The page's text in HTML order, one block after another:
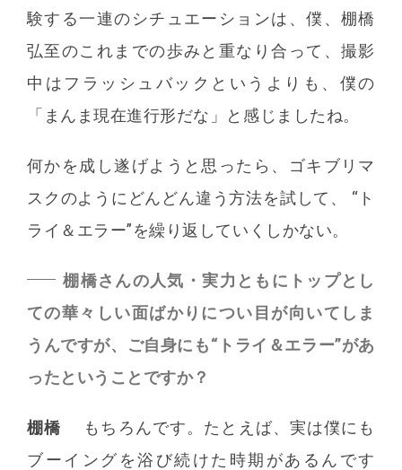
験する一連のシチュエーションは、僕、棚橋
弘至のこれまでの歩みと重なり合って、撮影
中はフラッシュバックというよりも、僕の
「まんま現在進行形だな」と感じましたね。
何かを成し遂げようと思ったら、ゴキブリマ
スクのようにどんどん違う方法を試して、 “ト
ライ＆エラー”を繰り返していくしかない。
棚橋さんの人気・実力ともにトップとし
ての華々しい面ばかりについ目が向いてしま
うんですが、ご自身にも“トライ＆エラー”があ
ったということですか？
棚橋
もちろんです。たとえば、実は僕にも
ブーイングを浴び続けた時期があるんです